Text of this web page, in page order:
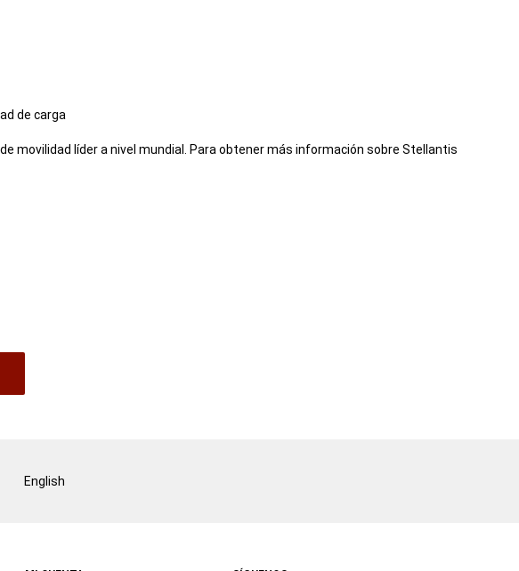
de carga
movilidad líder a nivel mundial. Para obtener más información sobre Stellantis
English